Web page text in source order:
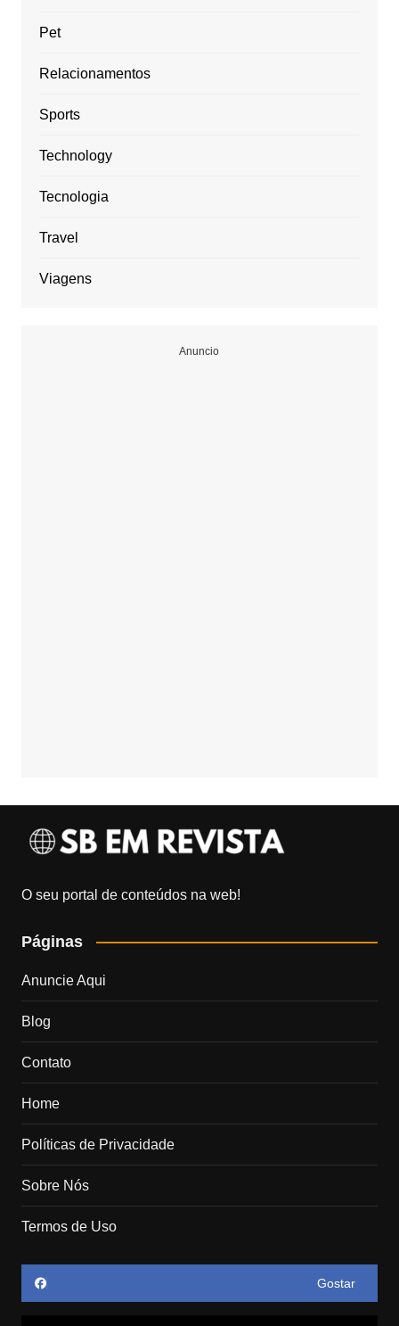
Pet
Relacionamentos
Sports
Technology
Tecnologia
Travel
Viagens
Anuncio
O seu portal de conteúdos na web!
Páginas
Anuncie Aqui
Blog
Contato
Home
Políticas de Privacidade
Sobre Nós
Termos de Uso
Gostar